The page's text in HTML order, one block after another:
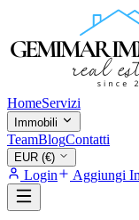
HomeServizi
Immobili
TeamBlogContatti
EUR (€)
Login Aggiungi